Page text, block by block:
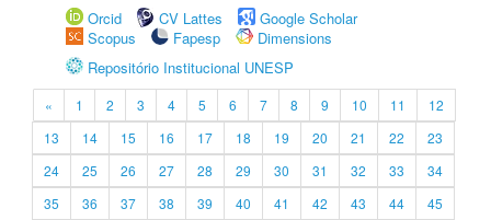
Orcid
CV Lattes
Google Scholar
Scopus
Fapesp
Dimensions
Repositório Institucional UNESP
« 1 2 3 4 5 6 7 8 9 10 11
12
13
14 15 16 17 18 19 20 21 22
23
24
25 26 27 28 29 30 31 32 33
34
35
36 37 38 39 40 41 42 43 44
45